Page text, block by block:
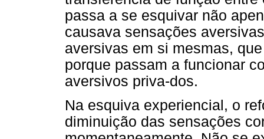
passa a se esquivar não
causava sensações
aversivas em si mesmas,
porque passam a funcionar
aversivos priva-dos.
Na esquiva experiencial, o
diminuição das sensações